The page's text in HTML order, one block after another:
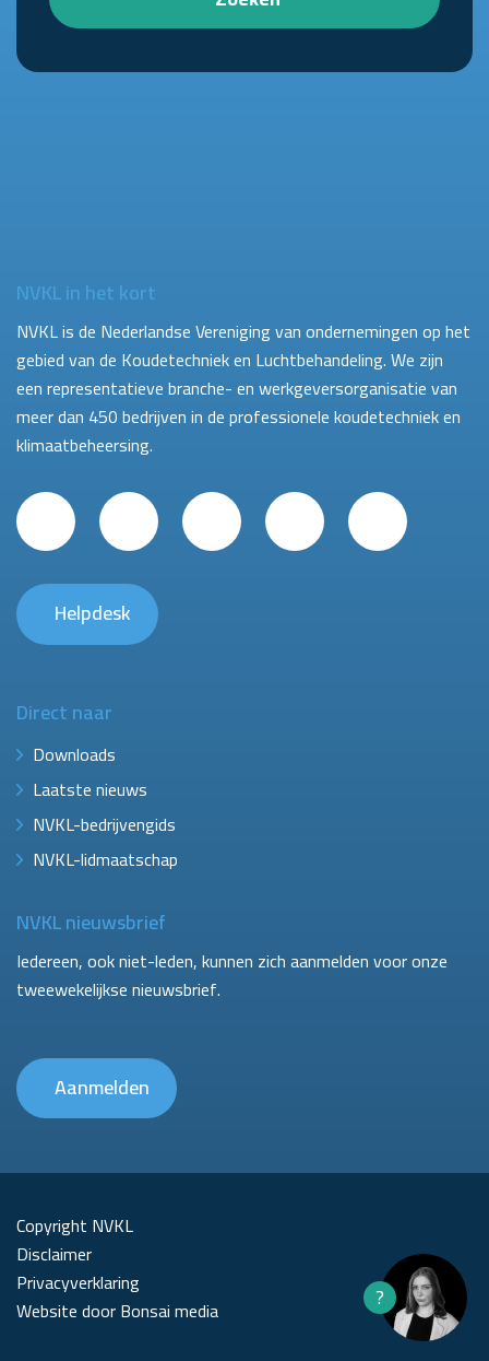
NVKL in het kort
NVKL is de Nederlandse Vereniging van ondernemingen op het
gebied van de Koudetechniek en Luchtbehandeling. We zijn
een representatieve branche- en werkgeversorganisatie van
meer dan 450 bedrijven in de professionele koudetechniek en
klimaatbeheersing.
Helpdesk
Direct naar
Downloads
Laatste nieuws
NVKL-bedrijvengids
NVKL-lidmaatschap
NVKL nieuwsbrief
Iedereen, ook niet-leden, kunnen zich aanmelden voor onze
tweewekelijkse nieuwsbrief.
Aanmelden
Copyright NVKL
Disclaimer
Privacyverklaring
Website door Bonsai media
?